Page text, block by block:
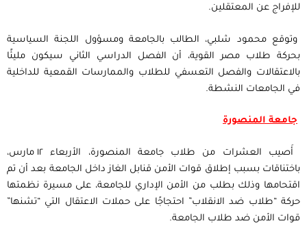
للإفراج عن المعتقلين.
وتوقع محمود شلبي، الطالب بالجامعة ومسؤول اللجنة السياسية
بحركة طلاب مصر القوية، أن الفصل الدراسي الثاني سيكون مليئًا
بالاعتقالات والفصل التعسفي للطلاب والممارسات القمعية للداخلية
في الجامعات النشطة.
جامعة المنصورة
أَصيب العشرات من طلاب جامعة المنصورة، الأربعاء ١٢ مارس،
باختناقات بسبب إطلاق قوات الأمن قنابل الغاز داخل الجامعة بعد أن تم
اقتحامها وذلك بطلب من الأمن الإداري للجامعة، على مسيرة نظمتها
حركة “طلاب ضد الانقلاب” احتجاجًا على حملات الاعتقال التي “تشنها”
قوات الأمن ضد طلاب الجامعة.